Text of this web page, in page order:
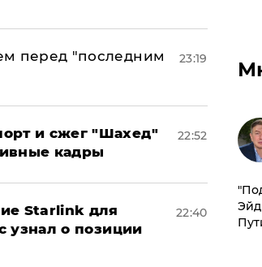
перед "последним
23:19
и сжег "Шахед"
кадры
22:52
Starlink для
узнал о позиции
22:40